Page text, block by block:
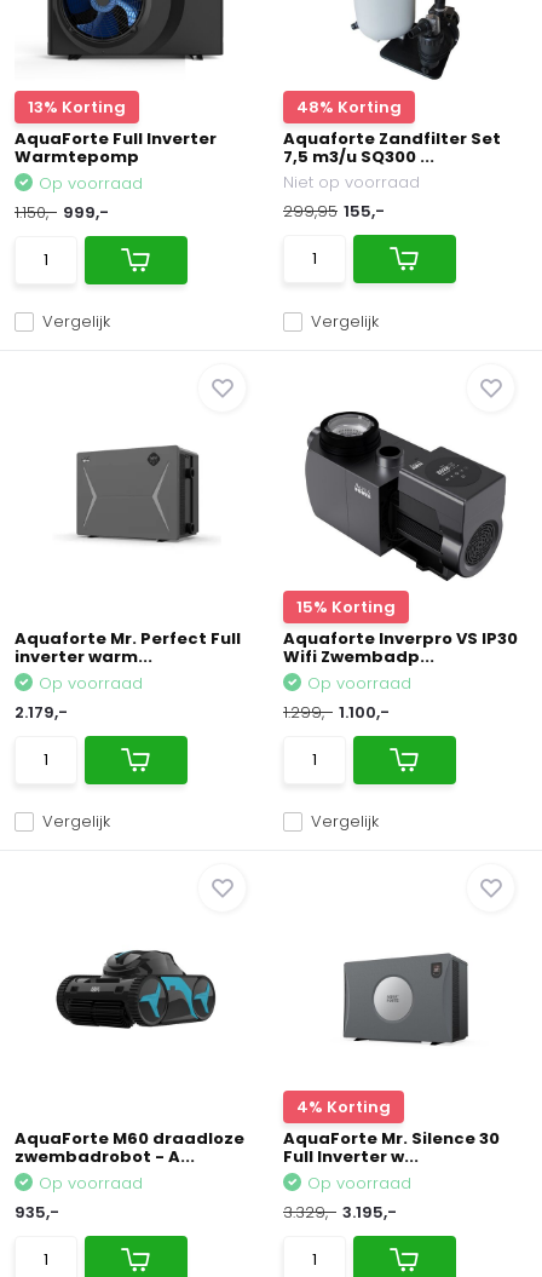
13% Korting
AquaForte Full Inverter
Warmtepomp
Vergelijk
Op voorraad
1.150,- 999,-
48% Korting
Aquaforte Zandfilter Set
7,5 m3/u SQ300 ...
Vergelijk
Niet op voorraad
299,95 155,-
Aquaforte Mr. Perfect Full
inverter warm...
Vergelijk
Op voorraad
2.179,-
15% Korting
Aquaforte Inverpro VS IP30
Wifi Zwembadp...
Vergelijk
Op voorraad
1.299,- 1.100,-
AquaForte M60 draadloze
zwembadrobot - A...
Op voorraad
935,-
4% Korting
AquaForte Mr. Silence 30
Full Inverter w...
Op voorraad
3.329,- 3.195,-